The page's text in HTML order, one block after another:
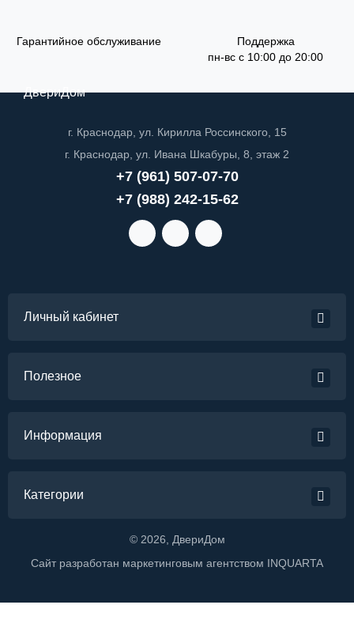
Гарантийное обслуживание
Поддержка
пн-вс с 10:00 до 20:00
ДвериДом
г. Краснодар, ул. Кирилла Россинского, 15
г. Краснодар, ул. Ивана Шкабуры, 8, этаж 2
+7 (961) 507-07-70
+7 (988) 242-15-62
Личный кабинет
Полезное
Информация
Категории
© 2026 , ДвериДом
Сайт разработан маркетинговым агентством INQUARTA